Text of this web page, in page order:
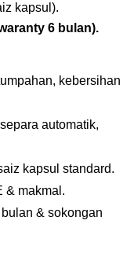
kapsul).
6 bulan).
kebersihan
automatik,
kapsul standard.
& makmal.
& sokongan